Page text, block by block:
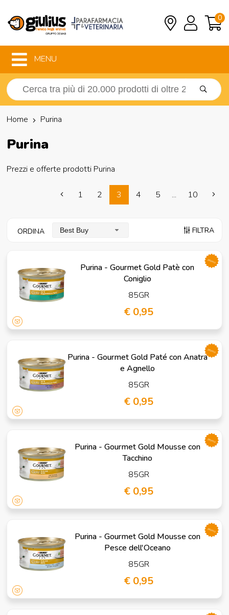
0
MENU
Home Purina
Purina
Prezzi e offerte prodotti Purina
1 2 3 4 5 ... 10
ORDINA Best Buy FILTRA
Purina - Gourmet Gold Patè con
Coniglio
85GR
€ 0,95
promo
Purina - Gourmet Gold Paté con Anatra
e Agnello
85GR
€ 0,95
promo
Purina - Gourmet Gold Mousse con
Tacchino
85GR
€ 0,95
promo
Purina - Gourmet Gold Mousse con
Pesce dell'Oceano
85GR
€ 0,95
promo